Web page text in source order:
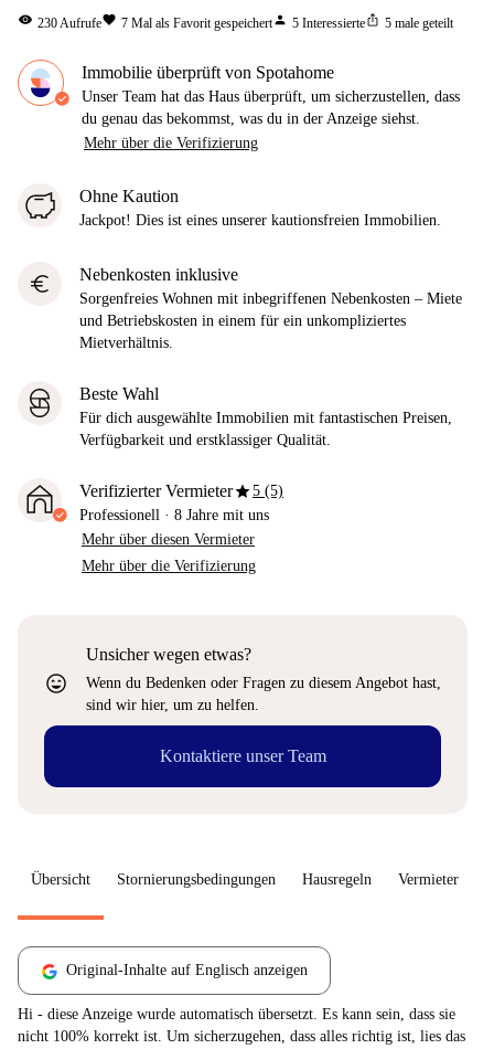
visibility 230Aufrufefavorite 7 Mal als Favorit gespeichertperson 5 Interessierteios_share 5 male geteilt
Immobilie überprüft von Spotahome
Unser Team hat das Haus überprüft, um sicherzustellen, dass
du genau das bekommst, was du in der Anzeige siehst.
Mehr über die Verifizierung
Ohne Kaution
Jackpot! Dies ist eines unserer kautionsfreien Immobilien.
euro Nebenkosten inklusive
Sorgenfreies Wohnen mit inbegriffenen Nebenkosten – Miete
und Betriebskosten in einem für ein unkompliziertes
Mietverhältnis.
Beste Wahl
Für dich ausgewählte Immobilien mit fantastischen Preisen,
Verfügbarkeit und erstklassiger Qualität.
Verifizierter Vermieterstar5 (5)
Professionell · 8 Jahre mit uns
Mehr über diesen Vermieter
Mehr über die Verifizierung
sentiment_very_satisfied
Unsicher wegen etwas?
Wenn du Bedenken oder Fragen zu diesem Angebot hast,
sind wir hier, um zu helfen.
Kontaktiere unser Team
Übersicht Stornierungsbedingungen Hausregeln Vermieter
Original-Inhalte auf Englisch anzeigen
Hi - diese Anzeige wurde automatisch übersetzt. Es kann sein, dass sie
nicht 100% korrekt ist. Um sicherzugehen, dass alles richtig ist, lies das